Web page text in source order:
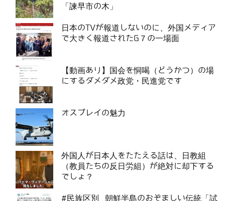
「諫早市の木」
日本のTVが報道しないのに、外国メディア
で大きく報道されたG７の一場面
【動画あり】国会を恫喝（どうかつ）の場
にするダメダメ政党・民進党です
オスプレイの魅力
外国人が日本人をたたえる話は、日教組
（教員たちの反日労組）が絶対に却下する
でしょ？
#民族区別 朝鮮半島のおぞましい伝統「試